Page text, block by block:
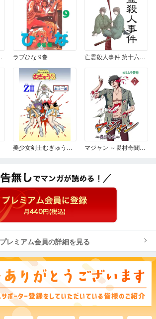
作品集 ラブひな 9巻 亡霊殺人事件 第十六幕「止まらぬ凶手」
美少女剣士むぎゅうちゃんＺⅡ マジャン ～畏村奇聞～ 7
プレミアム会員の詳細を見る